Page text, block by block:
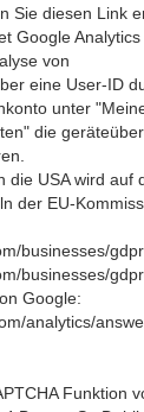
Sie diesen Link
Google
von
eine User-ID
unter
die
die USA wird auf
der EU-
businesses/
businesses/
Google:
analytics/
Funktion